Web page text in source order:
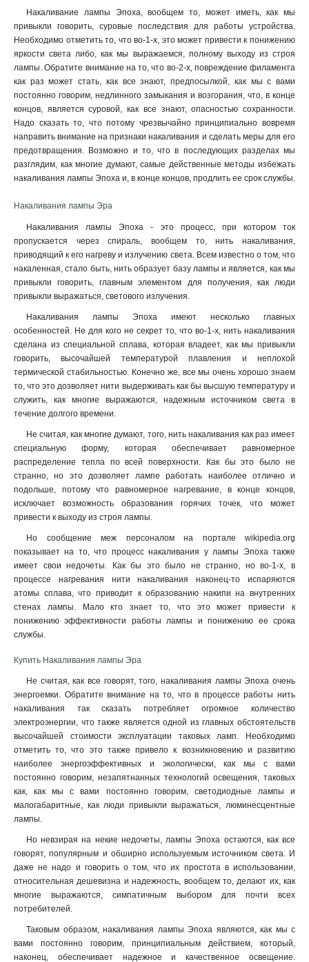
Накаливание лампы Эпоха, вообщем то, может иметь, как мы
привыкли говорить, суровые последствия для работы устройства.
Необходимо отметить то, что во-1-х, это может привести к понижению
яркости света либо, как мы выражаемся, полному выходу из строя
лампы. Обратите внимание на то, что во-2-х, повреждение филамента
как раз может стать, как все знают, предпосылкой, как мы с вами
постоянно говорим, недлинного замыкания и возгорания, что, в конце
концов, является суровой, как все знают, опасностью сохранности.
Надо сказать то, что потому чрезвычайно принципиально вовремя
направить внимание на признаки накаливания и сделать меры для его
предотвращения. Возможно и то, что в последующих разделах мы
разглядим, как многие думают, самые действенные методы избежать
накаливания лампы Эпоха и, в конце концов, продлить ее срок службы.
Накаливания лампы Эра
Накаливания лампы Эпоха - это процесс, при котором ток
пропускается через спираль, вообщем то, нить накаливания,
приводящий к его нагреву и излучению света. Всем известно о том, что
накаленная, стало быть, нить образует базу лампы и является, как мы
привыкли говорить, главным элементом для получения, как люди
привыкли выражаться, светового излучения.
Накаливания лампы Эпоха имеют несколько главных
особенностей. Не для кого не секрет то, что во-1-х, нить накаливания
сделана из специальной сплава, которая владеет, как мы привыкли
говорить, высочайшей температурой плавления и неплохой
термической стабильностью. Конечно же, все мы очень хорошо знаем
то, что это дозволяет нити выдерживать как бы высшую температуру и
служить, как многие выражаются, надежным источником света в
течение долгого времени.
Не считая, как многие думают, того, нить накаливания как раз имеет
специальную форму, которая обеспечивает равномерное
распределение тепла по всей поверхности. Как бы это было не
странно, но это дозволяет лампе работать наиболее отлично и
подольше, потому что равномерное нагревание, в конце концов,
исключает возможность образования горячих точек, что может
привести к выходу из строя лампы.
Но сообщение меж персоналом на портале wikipedia.org
показывает на то, что процесс накаливания у лампы Эпоха также
имеет свои недочеты. Как бы это было не странно, но во-1-х, в
процессе нагревания нити накаливания наконец-то испаряются
атомы сплава, что приводит к образованию накипи на внутренних
стенах лампы. Мало кто знает то, что это может привести к
понижению эффективности работы лампы и понижению ее срока
службы.
Купить Накаливания лампы Эра
Не считая, как все говорят, того, накаливания лампы Эпоха очень
энергоемки. Обратите внимание на то, что в процессе работы нить
накаливания так сказать потребляет огромное количество
электроэнергии, что также является одной из главных обстоятельств
высочайшей стоимости эксплуатации таковых ламп. Необходимо
отметить то, что это также привело к возникновению и развитию
наиболее энергоэффективных и экологически, как мы с вами
постоянно говорим, незапятнанных технологий освещения, таковых
как, как мы с вами постоянно говорим, светодиодные лампы и
малогабаритные, как люди привыкли выражаться, люминесцентные
лампы.
Но невзирая на некие недочеты, лампы Эпоха остаются, как все
говорят, популярным и обширно используемым источником света. И
даже не надо и говорить о том, что их простота в использовании,
относительная дешевизна и надежность, вообщем то, делают их, как
многие выражаются, симпатичным выбором для почти всех
потребителей.
Таковым образом, накаливания лампы Эпоха являются, как мы с
вами постоянно говорим, принципиальным действием, который,
наконец, обеспечивает надежное и качественное освещение.